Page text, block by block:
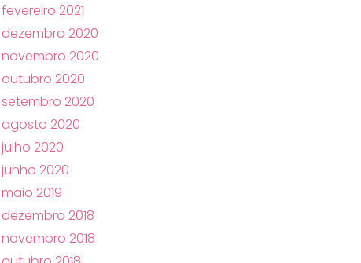
fevereiro 2021
dezembro 2020
novembro 2020
outubro 2020
setembro 2020
agosto 2020
julho 2020
junho 2020
maio 2019
dezembro 2018
novembro 2018